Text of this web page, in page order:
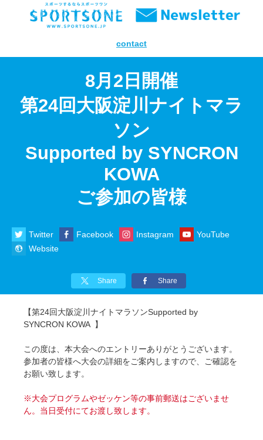
contact
8月2 日開催
第24回大阪淀川ナイトマラ
ソン
Supported by SYNCRON
KOWA
ご参加の皆様
Twitter Facebook Instagram
YouTube
Website
Share Share
【第24回大阪淀川ナイトマラソンSupported by
SYNCRON KOWA 】
この度は、本大会へのエントリーありがとうございます。
参加者の皆様へ大会の詳細をご案内しますので、ご確認を
お願い致します。
※大会プログラムやゼッケン等の事前郵送はございませ
ん。当日受付にてお渡し致します。